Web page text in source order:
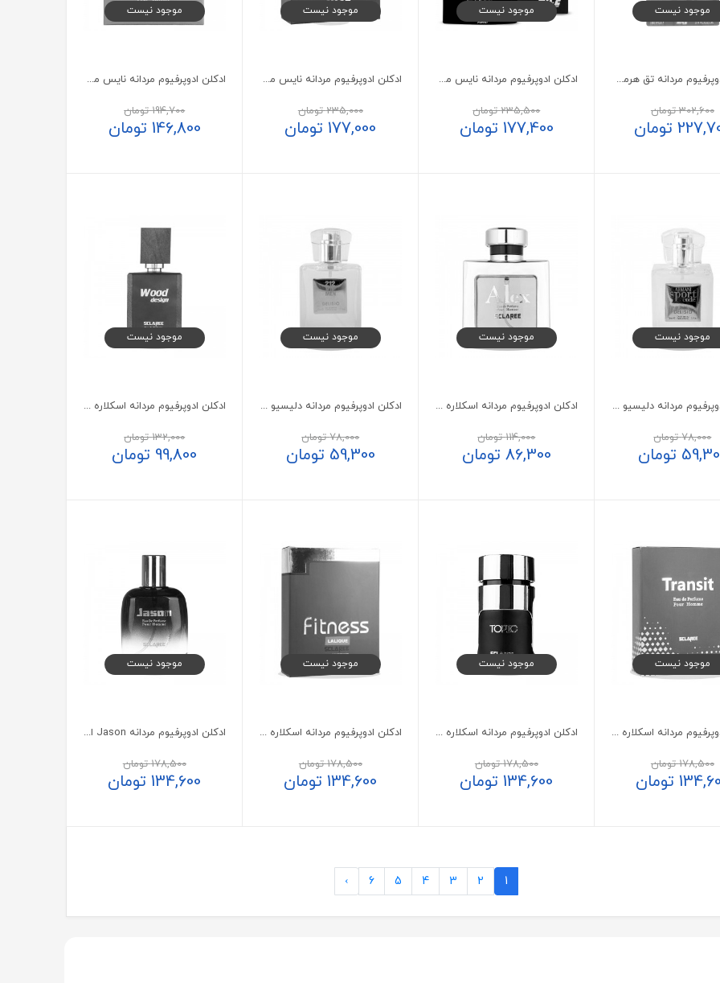
موجود نیست
ادکلن ادوپرفیوم مردانه تق هرمس نایس 100 میلی لیتر
302,600تومان
تومان
موجود نیست
ادکلن ادوپرفیوم مردانه نایس مدل دولچه اند گابانا The One حجم 85 میلی لیتر
235,500تومان
177,400 تومان
موجود نیست
ادکلن ادوپرفیوم مردانه نایس مدل فارنهایت حجم 85 میلی لیتر
235,000تومان
177,000 تومان
موجود نیست
ادکلن ادوپرفیوم مردانه نایس مدل WOOD حجم 85 میلی لیتر
194,700تومان
146,800 تومان
موجود نیست
ادکلن ادوپرفیوم مردانه دلیسیو مدل ARMANI Sport code حجم 50 میلی لیتر
78,000تومان
تومان
موجود نیست
ادکلن ادوپرفیوم مردانه اسکلاره مدل الکس 105 میلی لیتر
114,000تومان
86,300 تومان
موجود نیست
ادکلن ادوپرفیوم مردانه دلیسیو مدل 212 VIP حجم 50 میلی لیتر
78,000تومان
59,300 تومان
موجود نیست
ادکلن ادوپرفیوم مردانه اسکلاره مدل وود دیزاین 100 میلی لیتر
132,000تومان
99,800 تومان
موجود نیست
ادکلن ادوپرفیوم مردانه اسکلاره Transit حجم 100 میلی لیتر
178,500تومان
تومان
موجود نیست
ادکلن ادوپرفیوم مردانه اسکلاره مدل تاپیک حجم 100 میلی لیتر
178,500تومان
134,600 تومان
موجود نیست
ادکلن ادوپرفیوم مردانه اسکلاره مدل Fitness Lalique حجم 100 میلی لیتر
178,500تومان
134,600 تومان
موجود نیست
ادکلن ادوپرفیوم مردانه Jason اسکلاره حجم 100 میلی لیتر
178,500تومان
134,600 تومان
1
2
3
4
5
6
›